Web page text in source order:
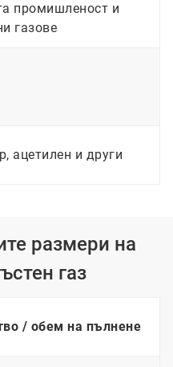
промишленост и
газове
ацетилен и други
размери на
газ
/ обем на пълнене